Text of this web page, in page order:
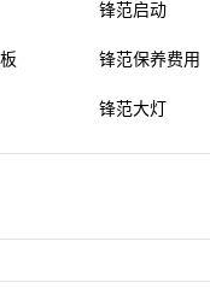
锋范启动
锋范保养费用
锋范大灯